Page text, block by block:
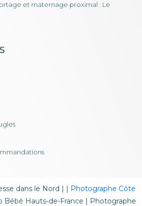
et maternage proximal : Le
dans le Nord | | Photographe Côte
Bébé Hauts-de-France | Photographe